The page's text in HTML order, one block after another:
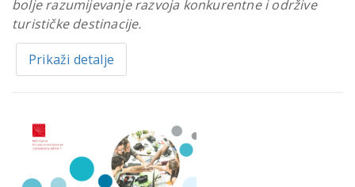
bolje razumijevanje razvoja konkurentne i održive
turističke destinacije.
Prikaži detalje